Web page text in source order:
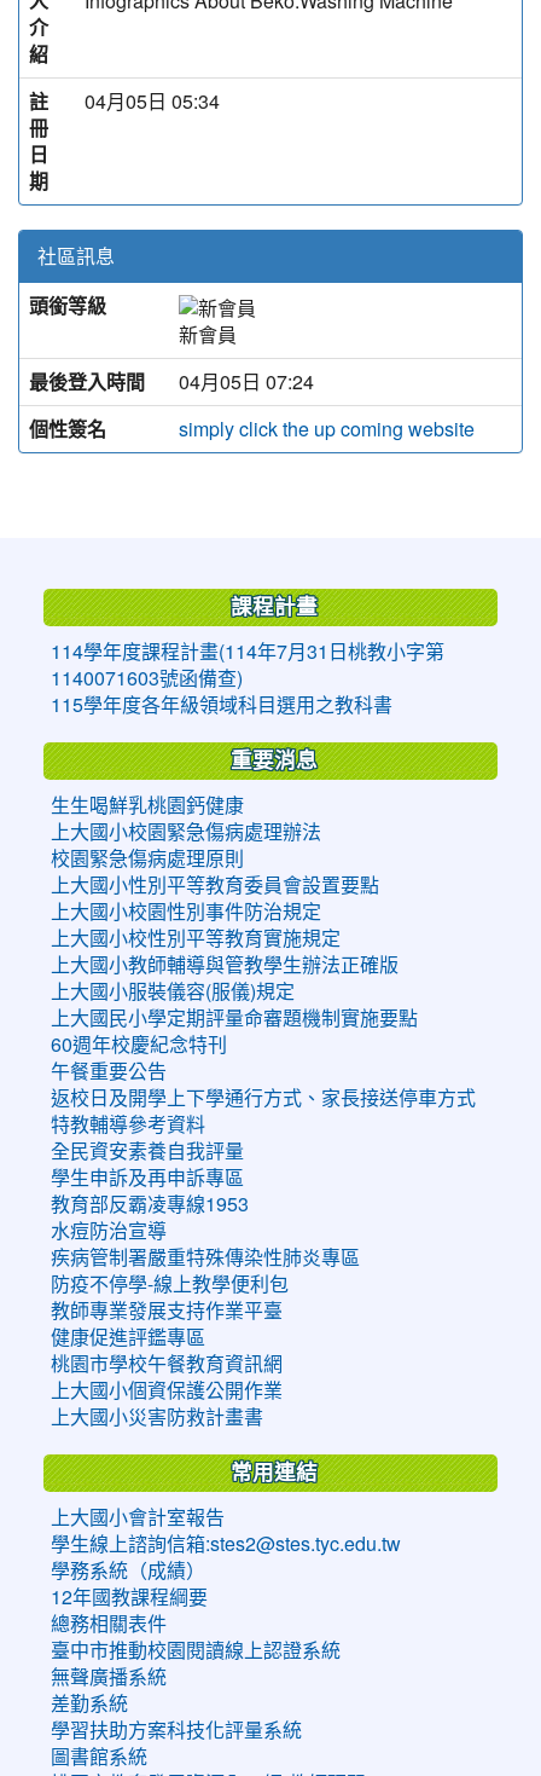
介
紹
註
冊
日
期
04月05日 05:34
社區訊息
頭銜等級
新會員
最後登入時間
04月05日 07:24
個性簽名
simply click the up coming website
課程計畫
114學年度課程計畫(114年7月31日桃教小字第
1140071603號函備查)
115學年度各年級領域科目選用之教科書
重要消息
生生喝鮮乳桃園鈣健康
上大國小校園緊急傷病處理辦法
校園緊急傷病處理原則
上大國小性別平等教育委員會設置要點
上大國小校園性別事件防治規定
上大國小校性別平等教育實施規定
上大國小教師輔導與管教學生辦法正確版
上大國小服裝儀容(服儀)規定
上大國民小學定期評量命審題機制實施要點
60週年校慶紀念特刊
午餐重要公告
返校日及開學上下學通行方式、家長接送停車方式
特教輔導參考資料
全民資安素養自我評量
學生申訴及再申訴專區
教育部反霸凌專線1953
水痘防治宣導
疾病管制署嚴重特殊傳染性肺炎專區
防疫不停學-線上教學便利包
教師專業發展支持作業平臺
健康促進評鑑專區
桃園市學校午餐教育資訊網
上大國小個資保護公開作業
上大國小災害防救計畫書
常用連結
上大國小會計室報告
學生線上諮詢信箱:stes2@stes.tyc.edu.tw
學務系統（成績）
12年國教課程綱要
總務相關表件
臺中市推動校園閱讀線上認證系統
無聲廣播系統
差勤系統
學習扶助方案科技化評量系統
圖書館系統